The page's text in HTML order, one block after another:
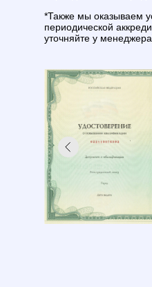
*Также мы оказываем
периодической
уточняйте у